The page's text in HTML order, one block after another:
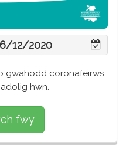
12/2020
gwahodd coronafeirws
hwn.
fwy